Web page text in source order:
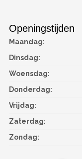
Openingstijden
Maandag:
Dinsdag:
Woensdag:
Donderdag:
Vrijdag:
Zaterdag:
Zondag: